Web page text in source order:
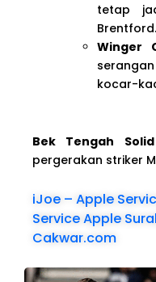
tetap
Brentford.
Winger
kocar-
Bek Tengah Solid
pergerakan striker
iJoe – Apple
Service Apple
Cakwar.com